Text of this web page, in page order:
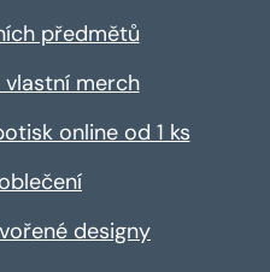
předmětů
merch
online od 1 ks
designy